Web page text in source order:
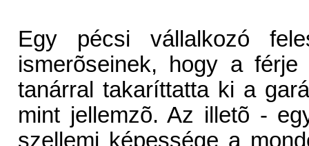
Egy pécsi vállalkozó
ismerõseinek, hogy a
tanárral takaríttatta ki a
mint jellemzõ. Az illetõ -
szellemi képessége a